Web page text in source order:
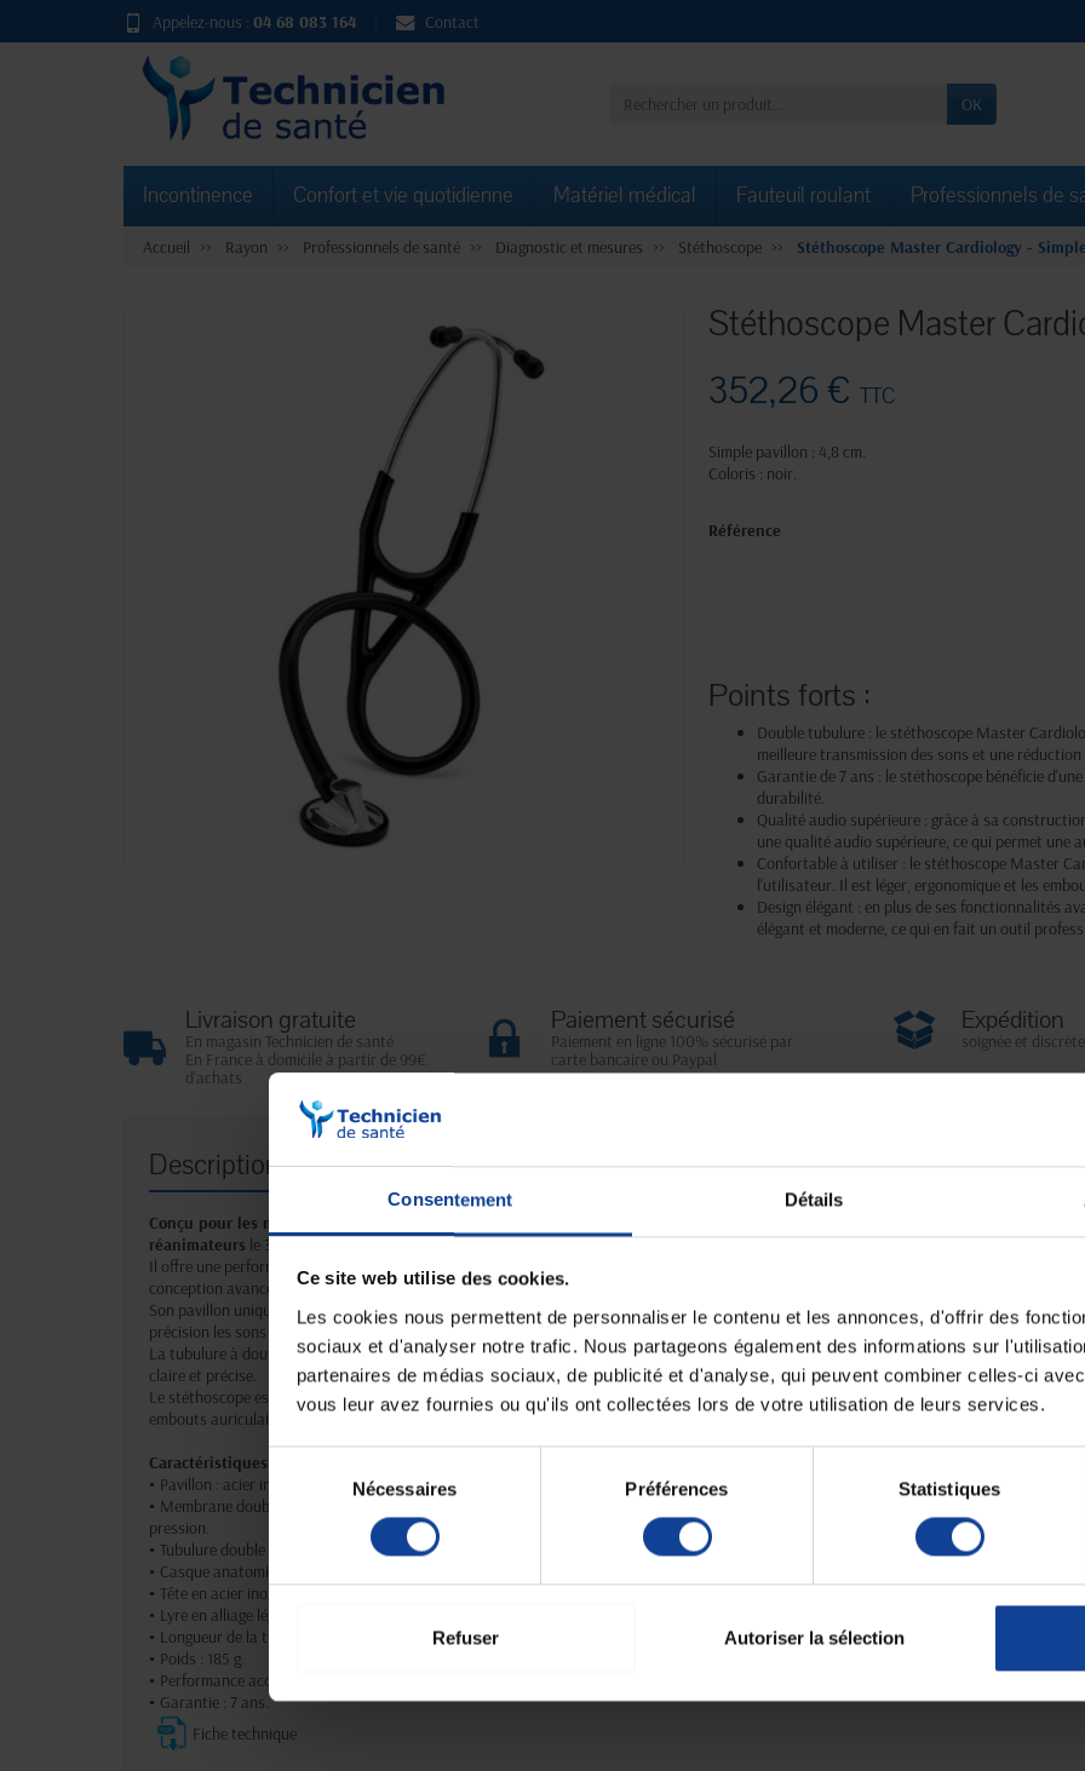
Consentement Détails
Ce site web utilise des cookies.
Les cookies nous permettent de personnaliser le contenu et les annonces, d'offrir des
sociaux et d'analyser notre trafic. Nous partageons également des informations sur
partenaires de médias sociaux, de publicité et d'analyse, qui peuvent combiner celles-ci
vous leur avez fournies ou qu'ils ont collectées lors de votre utilisation de leurs services.
du
consentement
Nécessaires Préférences Statistiques
Refuser Autoriser la sélection
Appelez-nous : 04 68 083 164 Contact
OK
Incontinence Confort et vie quotidienne Matériel médical Fauteuil roulant Professionnels de
Accueil Rayon Professionnels de santé Diagnostic et mesures Stéthoscope Stéthoscope Master Cardiology -
Stéthoscope Master
352,26 €TTC
Simple pavillon : 4,8 cm.
Coloris : noir.
Référence
Points forts :
Double tubulure : le stéthoscope Master
meilleure transmission des sons et une
Garantie de 7 ans : le stéthoscope bénéficie
durabilité.
Qualité audio supérieure : grâce à sa
une qualité audio supérieure, ce qui permet une
Confortable à utiliser : le stéthoscope Master
l'utilisateur. Il est léger, ergonomique et les
Design élégant : en plus de ses fonctionnalités
élégant et moderne, ce qui en fait un outil
Livraison gratuite
En magasin Technicien de santé
En France à domicile à partir de 99€
d'achats
Paiement sécurisé
Paiement en ligne 100% sécurisé par
carte bancaire ou Paypal
Expédition
soignée et discrète
Description
Conçu pour les médecins spécialistes : cardiologues, pneumologues, pédiatres, anesthésistes et
réanimateurs le 3M Littmann Master Cardiology représente l'excellence en matière de diagnostic acoustique.
Il offre une performance exceptionnelle pour l’auscultation grâce à son acoustique de très haute qualité et à sa
conception avancée.
Son pavillon unique monobloc, associé à une membrane double fréquence brevetée, permet de détecter avec
précision les sons cardiaques, pulmonaires et autres.
La tubulure à double conduit interne évite les interférences sonores dues aux frictions, assurant une auscultation
claire et précise.
Le stéthoscope est fourni avec un adaptateur pédiatrique pour les enfants ou les zones d’accès difficile, des
embouts auriculaires souples et étanches brevetés, ainsi qu’une bague anti-froid pour plus de confort.
Caractéristiques techniques :
• Pavillon : acier inoxydable poli à la main.
• Membrane double fréquence brevetée permettant l’écoute des sons aigus et graves par simple variation de
pression.
• Tubulure double conduit pour une réduction optimale des bruits parasites liés aux frottements.
• Casque anatomique garantissant une excellente transmission sonore.
• Tête en acier inoxydable.
• Lyre en alliage léger utilisé en aéronautique.
• Longueur de la tubulure : 69 cm.
• Poids : 185 g.
• Performance acoustique : 9/10.
• Garantie : 7 ans.
Fiche technique
Fiche
Unité de
type (emballage)